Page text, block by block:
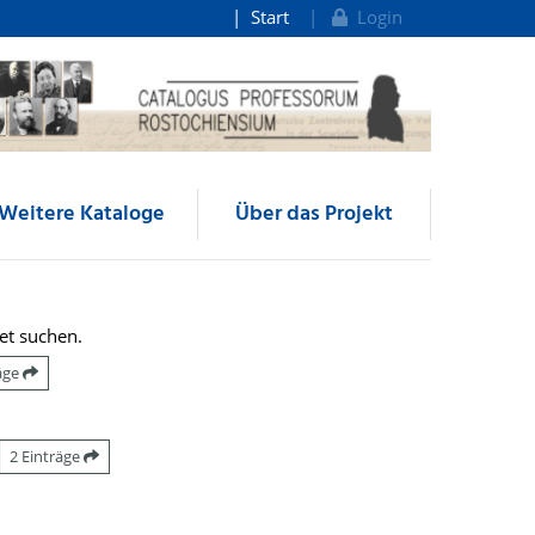
Start Login
Kataloge Über das Projekt
suchen.
2 Einträge